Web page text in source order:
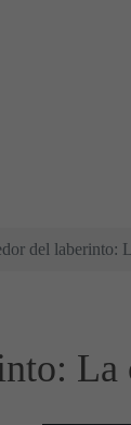
del laberinto:
La